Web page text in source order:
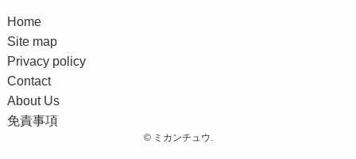
Home
Site map
Privacy policy
Contact
About Us
免責事項
©ミカンチュウ.